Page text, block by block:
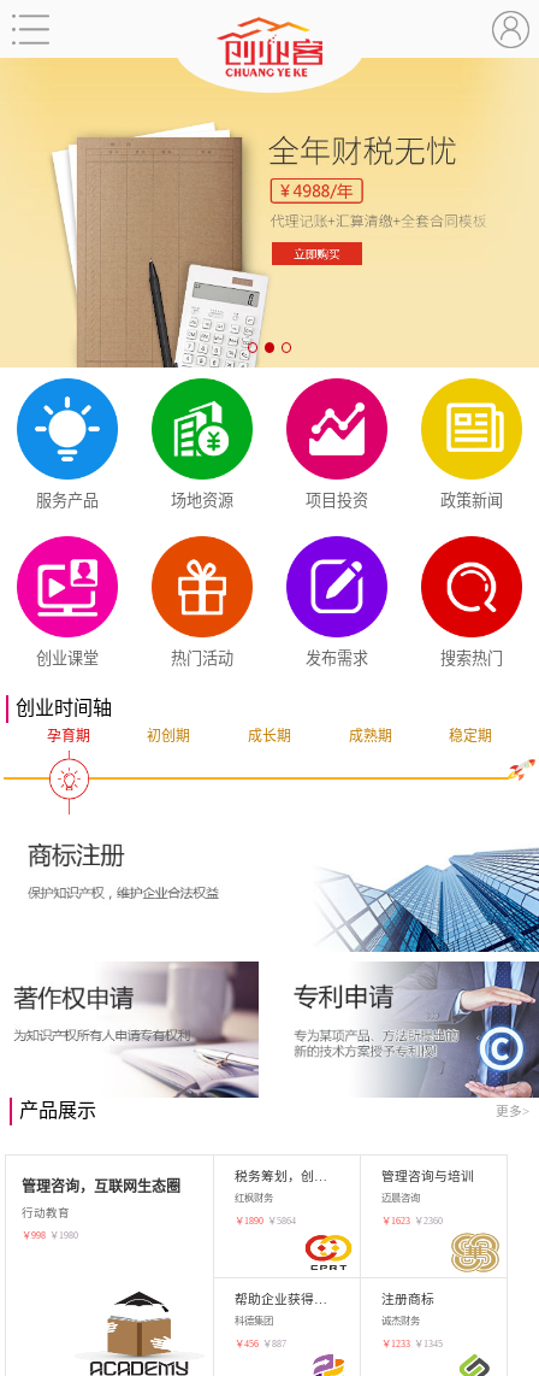
服务产品 场地资源 项目投资 政策新闻
创业课堂 热门活动 发布需求 搜索热门
创业时间轴
孕育期 初创期 成长期 成熟期 稳定期
产品展示 更多>
管理咨询，互联网生态圈
行动教育
￥998 ￥ 1980
红枫财务
￥ 1890 ￥5864
管理咨询与培训
迈晨咨询
￥ 1623 ￥2360
科德集团
￥456 ￥887
注册商标
诚杰财务
￥ 1233 ￥ 1345